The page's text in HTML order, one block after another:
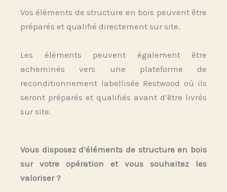
Vos éléments de structure en bois peuvent être
préparés et qualifié directement sur site.
Les éléments peuvent également être
acheminés vers une plateforme de
reconditionnement labellisée Restwood où ils
seront préparés et qualifiés avant d’être livrés
sur site.
Vous disposez d’éléments de structure en bois
sur votre opération et vous souhaitez les
valoriser ?